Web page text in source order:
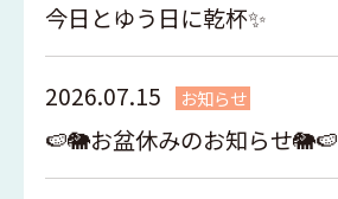
今日とゆう日に乾杯✨
2026.07.15 お知らせ
🍉🐘お盆休みのお知らせ🐘🍉